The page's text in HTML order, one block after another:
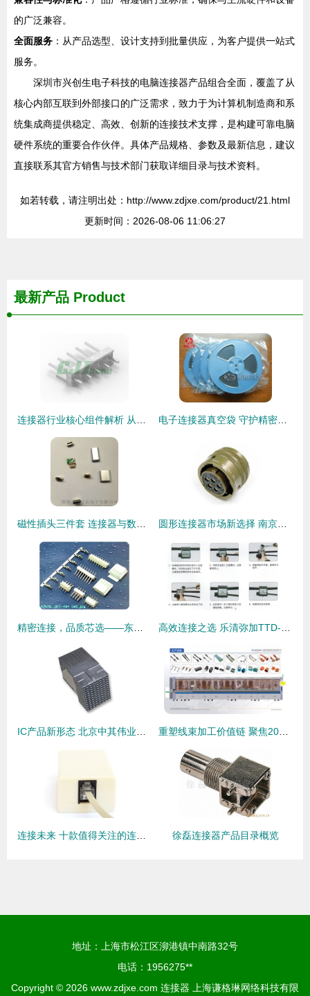
的广泛兼容。
全面服务 ：从产品选型、设计支持到批量供应，为客户提供一站式
服务。
深圳市兴创生电子科技的电脑连接器产品组合全面，覆盖了从
核心内部互联到外部接口的广泛需求，致力于为计算机制造商和系
统集成商提供稳定、高效、创新的连接技术支撑，是构建可靠电脑
硬件系统的重要合作伙伴。具体产品规格、参数及最新信息，建议
直接联系其官方销售与技术部门获取详细目录与技术资料。
如若转载，请注明出处：http://www.zdjxe.com/product/21.html
更新时间：2026-08-06 11:06:27
最新产品 Product
徐磊连接器产品目录概览
地址：上海市松江区泖港镇中南路32号
电话：1956275**
Copyright © 2026 www.zdjxe.com 连接器 上海谦格琳网络科技有限